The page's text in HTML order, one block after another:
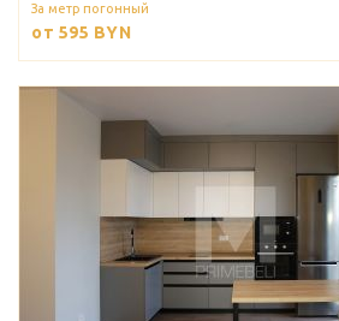
За метр погонный
от 595 BYN